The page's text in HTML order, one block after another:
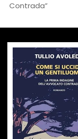
Contrada”